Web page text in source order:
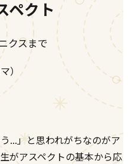
ペクト
クスまで
）
...」と思われがちなのがア
がアスペクトの基本から応